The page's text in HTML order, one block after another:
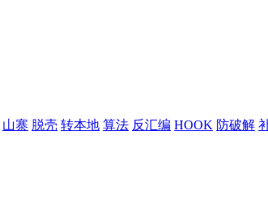
山寨 脱壳 转本地 算法 反汇编 HOOK 防破解